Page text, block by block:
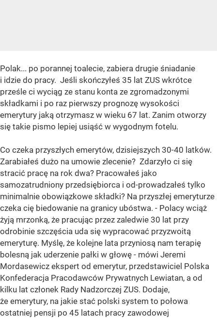
Polak... po porannej toalecie, zabiera drugie śniadanie
i idzie do pracy. Jeśli skończyłeś 35 lat ZUS wkrótce
prześle ci wyciąg ze stanu konta ze zgromadzonymi
składkami i po raz pierwszy prognozę wysokości
emerytury jaką otrzymasz w wieku 67 lat. Zanim otworzy
się takie pismo lepiej usiąść w wygodnym fotelu.
Co czeka przyszłych emerytów, dzisiejszych 30-40 latków.
Zarabiałeś dużo na umowie zlecenie? Zdarzyło ci się
stracić pracę na rok dwa? Pracowałeś jako
samozatrudniony przedsiębiorca i od-prowadzałeś tylko
minimalnie obowiązkowe składki? Na przyszłej emeryturze
czeka cię biedowanie na granicy ubóstwa. - Polacy wciąż
żyją mrzonką, że pracując przez zaledwie 30 lat przy
odrobinie szczęścia uda się wypracować przyzwoitą
emeryturę. Myślę, że kolejne lata przyniosą nam terapię
bolesną jak uderzenie pałki w głowę - mówi Jeremi
Mordasewicz ekspert od emerytur, przedstawiciel Polska
Konfederacja Pracodawców Prywatnych Lewiatan, a od
kilku lat członek Rady Nadzorczej ZUS. Dodaje,
że emerytury, na jakie stać polski system to połowa
ostatniej pensji po 45 latach pracy zawodowej